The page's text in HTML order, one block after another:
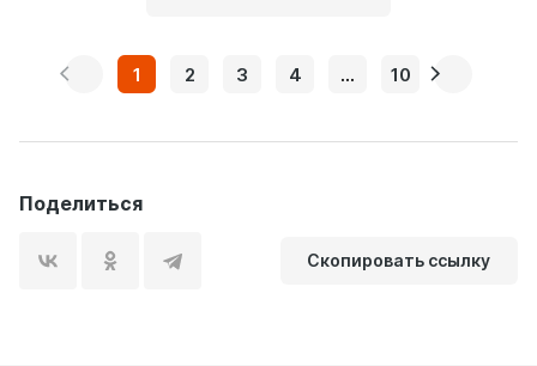
1 2 3 4 ... 10
Поделиться
Скопировать ссылку